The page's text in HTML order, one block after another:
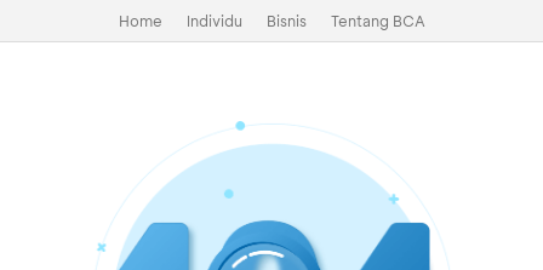
Home Individu Bisnis Tentang BCA